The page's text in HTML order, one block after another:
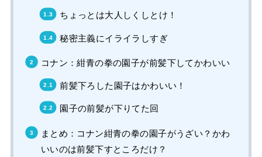
ちょっとは大人しくしとけ！
秘密主義にイライラしすぎ
コナン：紺青の拳の園子が前髪下してかわいい
前髪下ろした園子はかわいい！
園子の前髪が下りてた回
まとめ：コナン紺青の拳の園子がうざい？かわ
いいのは前髪下すところだけ？